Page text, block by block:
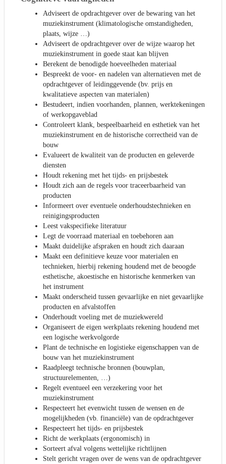
Adviseert de opdrachtgever over de bewaring van het
muziekinstrument (klimatologische omstandigheden,
plaats, wijze …)
Adviseert de opdrachtgever over de wijze waarop het
muziekinstrument in goede staat kan blijven
Berekent de benodigde hoeveelheden materiaal
Bespreekt de voor- en nadelen van alternatieven met de
opdrachtgever of leidinggevende (bv. prijs en
kwalitatieve aspecten van materialen)
Bestudeert, indien voorhanden, plannen, werktekeningen
of werkopgaveblad
Controleert klank, bespeelbaarheid en esthetiek van het
muziekinstrument en de historische correctheid van de
bouw
Evalueert de kwaliteit van de producten en geleverde
diensten
Houdt rekening met het tijds- en prijsbestek
Houdt zich aan de regels voor traceerbaarheid van
producten
Informeert over eventuele onderhoudstechnieken en
reinigingsproducten
Leest vakspecifieke literatuur
Legt de voorraad materiaal en toebehoren aan
Maakt duidelijke afspraken en houdt zich daaraan
Maakt een definitieve keuze voor materialen en
technieken, hierbij rekening houdend met de beoogde
esthetische, akoestische en historische kenmerken van
het instrument
Maakt onderscheid tussen gevaarlijke en niet gevaarlijke
producten en afvalstoffen
Onderhoudt voeling met de muziekwereld
Organiseert de eigen werkplaats rekening houdend met
een logische werkvolgorde
Plant de technische en logistieke eigenschappen van de
bouw van het muziekinstrument
Raadpleegt technische bronnen (bouwplan,
structuurelementen, …)
Regelt eventueel een verzekering voor het
muziekinstrument
Respecteert het evenwicht tussen de wensen en de
mogelijkheden (vb. financiële) van de opdrachtgever
Respecteert het tijds- en prijsbestek
Richt de werkplaats (ergonomisch) in
Sorteert afval volgens wettelijke richtlijnen
Stelt gericht vragen over de wens van de opdrachtgever